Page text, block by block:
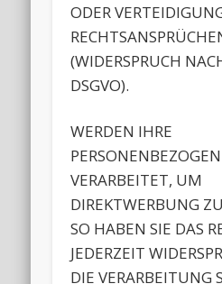
ODER
(WIDERSPRUCH
DSGVO).
WERDEN IHRE
VERARBEITET, UM
DIREKTWERBUNG
SO HABEN SIE DAS
JEDERZEIT
DIE VERARBEITUNG